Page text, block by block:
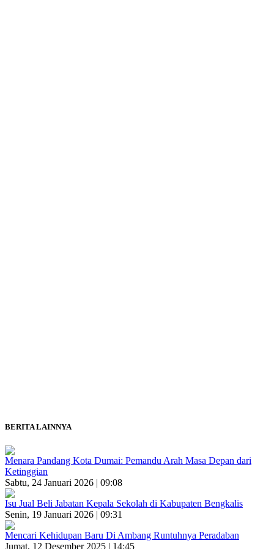
BERITA LAINNYA
Menara Pandang Kota Dumai: Pemandu Arah Masa Depan dari
Ketinggian
Sabtu, 24 Januari 2026 | 09:08
Isu Jual Beli Jabatan Kepala Sekolah di Kabupaten Bengkalis
Senin, 19 Januari 2026 | 09:31
Mencari Kehidupan Baru Di Ambang Runtuhnya Peradaban
Jumat, 12 Desember 2025 | 14:45